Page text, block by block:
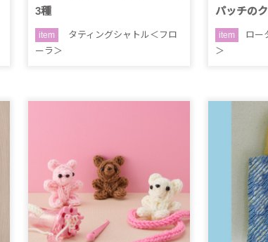
3種
item
タティングシャトル＜フロ
ーラ＞
パッチの
item
ロー
＞